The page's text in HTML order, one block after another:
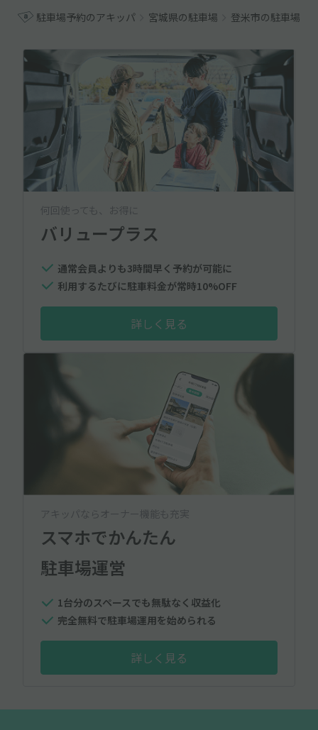
駐車場予約のアキッパ 宮城県の駐車場 登米市の駐車場
何回使っても、お得に
バリュープラス
通常会員よりも3時間早く予約が可能に
利用するたびに駐車料金が常時10%OFF
詳しく見る
アキッパならオーナー機能も充実
スマホでかんたん
駐車場運営
1台分のスペースでも無駄なく収益化
完全無料で駐車場運用を始められる
詳しく見る